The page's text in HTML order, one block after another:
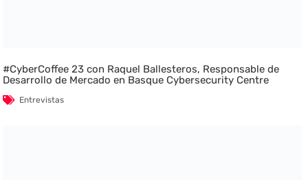
#CyberCoffee 23 con Raquel Ballesteros, Responsable de
Desarrollo de Mercado en Basque Cybersecurity Centre
Entrevistas